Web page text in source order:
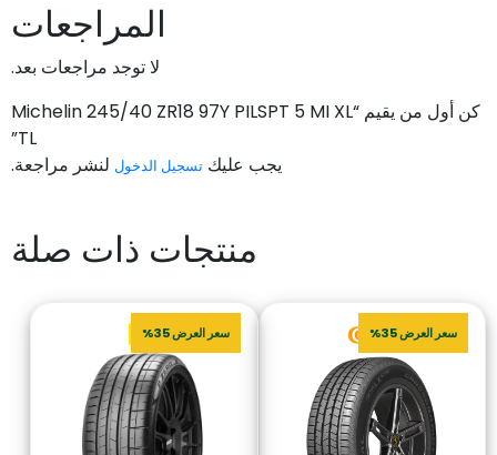
المراجعات
لا توجد مراجعات بعد.
كن أول من يقيم “Michelin 245/40 ZR18 97Y PILSPT 5 MI XL
TL”
يجب عليك تسجيل الدخول لنشر مراجعة.
منتجات ذات صلة
سعر العرض 35% سعر العرض 35%